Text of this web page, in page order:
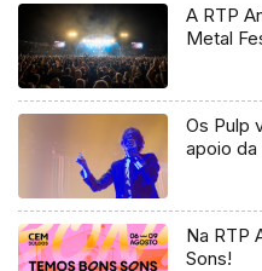
A RTP
Metal
Os Pulp
apoio da
Na RTP
Sons!